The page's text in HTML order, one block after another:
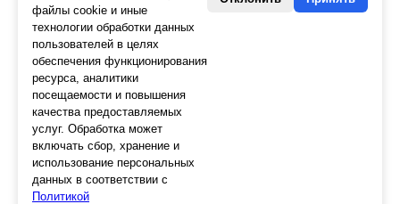
Патроны, переходники
Ножницы электрика
Стопорные кольца
Съемники стопорных колец
Пинцеты
Магниты
Клещи для изоляции
Кабелерезы
Гайкорезы
Зажимы ручные
Подшипники
Тиски
файлы cookie и иные
технологии обработки данных
пользователей в целях
обеспечения функционирования
ресурса, аналитики
посещаемости и повышения
качества предоставляемых
услуг. Обработка может
включать сбор, хранение и
использование персональных
данных в соответствии с
Политикой